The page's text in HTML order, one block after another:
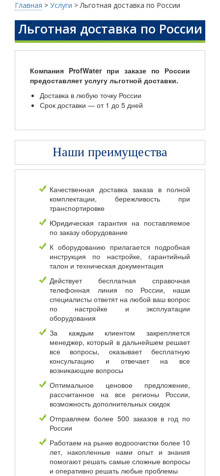
Главная > Услуги >Льготная доставка по России
Льготная доставка по России
Компания ProfWater при заказе по России
предоставляет услугу льготной доставки.
Доставка в любую точку России
Срок доставки — от 1 до 5 дней
Наши преимущества
Качественная доставка заказа в полной
комплектации, бережливость при
транспортировке
Юридическая гарантия на поставляемое
по заказу оборудование
К оборудованию прилагается подробная
инструкция по настройке, гарантийный
талон и техническая документация
Действует бесплатная справочная
телефонная линия по России, наши
специалисты ответят на любой ваш вопрос
по настройке и эксплуатации
оборудования
За каждым клиентом закрепляется
менеджер, который в дальнейшем решает
все вопросы, оказывает бесплатную
консультацию и отвечает на все
возникающие вопросы
Оптимальное ценовое предложение,
рассчитанное на все регионы России,
возможность дополнительных скидок
Отправляем более 500 заказов в год по
России
Работаем на рынке водооочистки более 10
лет, накопленные нами опыт и знания
помогают решать самые сложные вопросы
и оперативно решать любые проблемы